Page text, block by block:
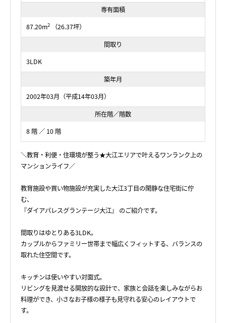
専有面積
87.20m2
（26.37坪）
間取り
3LDK
築年月
2002年03月（平成14年03月）
所在階／階数
8 階 ／ 10 階
＼教育・利便・住環境が整う★大江エリアで叶えるワンランク上の
マンションライフ／
教育施設や買い物施設が充実した大江3丁目の閑静な住宅街に佇
む、
『ダイアパレスグランテージ大江』 のご紹介です。
間取りはゆとりある3LDK。
カップルからファミリー世帯まで幅広くフィットする、バランスの
取れた住空間です。
キッチンは使いやすい対面式。
リビングを見渡せる開放的な設計で、家族と会話を楽しみながらお
料理ができ、小さなお子様の様子も見守れる安心のレイアウトで
す。